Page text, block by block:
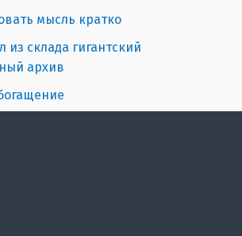
мысль кратко
из склада гигантский
архив